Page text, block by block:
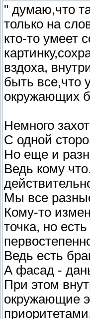
" думаю,что
только на
кто-то умеет
вздоха,
быть все,что
окружающих
Немного
С одной
Но еще и
Ведь кому
Мы все
Кому-то
точка, но
Ведь есть
А фасад -
При этом
окружающие